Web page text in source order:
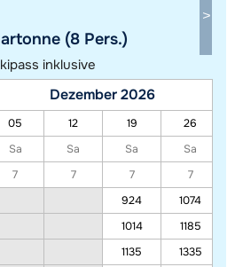
Gebiet anzeigen
der Lage unserer Unterkünfte. Die genaue
(8 Pers.)
inklusive
Dezember 2026
05 12 19
26
Sa
Sa Sa
Sa
7
7 7
7
924
1074
1014
1185
1135
1335